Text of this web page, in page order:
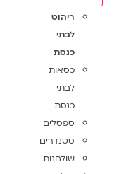
ריהוט
לבתי
כנסת
כסאות
לבתי
כנסת
ספסלים
סטנדרים
שולחנות